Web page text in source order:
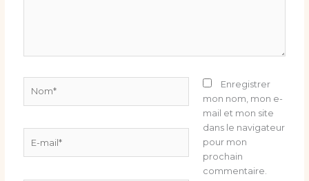
mail*
Enregistrer
mon nom, mon e-
mail et mon site
dans le navigateur
pour mon
prochain
commentaire.